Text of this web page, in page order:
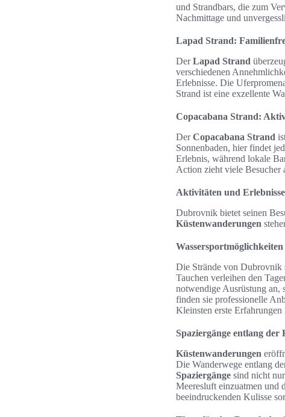
und Strandbars, die zum
Nachmittage und
Lapad Strand:
DerLapad Strand
verschiedenen
Erlebnisse. Die
Strand ist eine exzellente
Copacabana Strand:
DerCopacabana Strand
Sonnenbaden, hier findet
Erlebnis, während lokale
Action zieht viele Besucher
Aktivitäten und
Dubrovnik bietet seinen
Küstenwanderungen
Die Strände von Dubrovnik
Tauchen verleihen den
notwendige Ausrüstung an,
finden sie professionelle
Kleinsten erste Erfahrungen
Spaziergänge entlang der
Küstenwanderungen
Die Wanderwege entlang
Spaziergänge sind nicht
Meeresluft einzuatmen und
beeindruckenden Kulisse